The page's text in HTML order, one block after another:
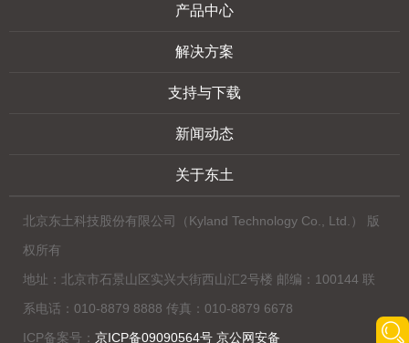
产品中心
解决方案
支持与下载
新闻动态
关于东土
北京东土科技股份有限公司（Kyland Technology Co., Ltd.） 版
权所有
地址：北京市石景山区实兴大街西山汇2号楼 邮编：100144 联
系电话：010-8879 8888 传真：010-8879 6678
ICP备案号： 京ICP备09090564号 京公网安备